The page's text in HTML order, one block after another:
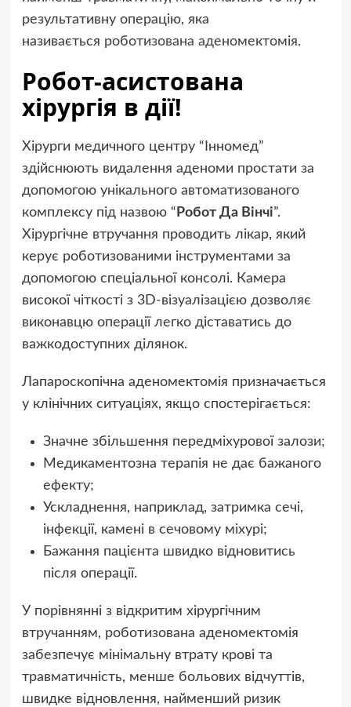
результативну операцію, яка
називається роботизована аденомектомія.
Робот-асистована
хірургія в дії!
Хірурги медичного центру “Інномед”
здійснюють видалення аденоми простати за
допомогою унікального автоматизованого
комплексу під назвою “ Робот Да Вінчі”.
Хірургічне втручання проводить лікар, який
керує роботизованими інструментами за
допомогою спеціальної консолі. Камера
високої чіткості з 3D-візуалізацією дозволяє
виконавцю операції легко діставатись до
важкодоступних ділянок.
Лапароскопічна аденомектомія призначається
у клінічних ситуаціях, якщо спостерігається:
Значне збільшення передміхурової залози;
Медикаментозна терапія не дає бажаного
ефекту;
Ускладнення, наприклад, затримка сечі,
інфекції, камені в сечовому міхурі;
Бажання пацієнта швидко відновитись
після операції.
У порівнянні з відкритим хірургічним
втручанням, роботизована аденомектомія
забезпечує мінімальну втрату крові та
травматичність, менше больових відчуттів,
швидке відновлення, найменший ризик